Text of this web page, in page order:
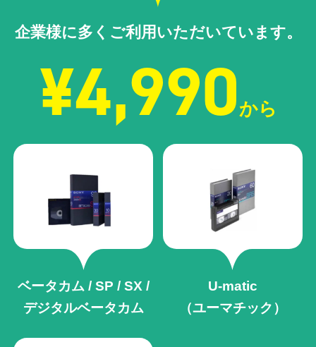
企業様に多くご利用いただいています。
¥4,990から
ベータカム / SP / SX /
デジタルベータカム
U-matic
（ユーマチック）